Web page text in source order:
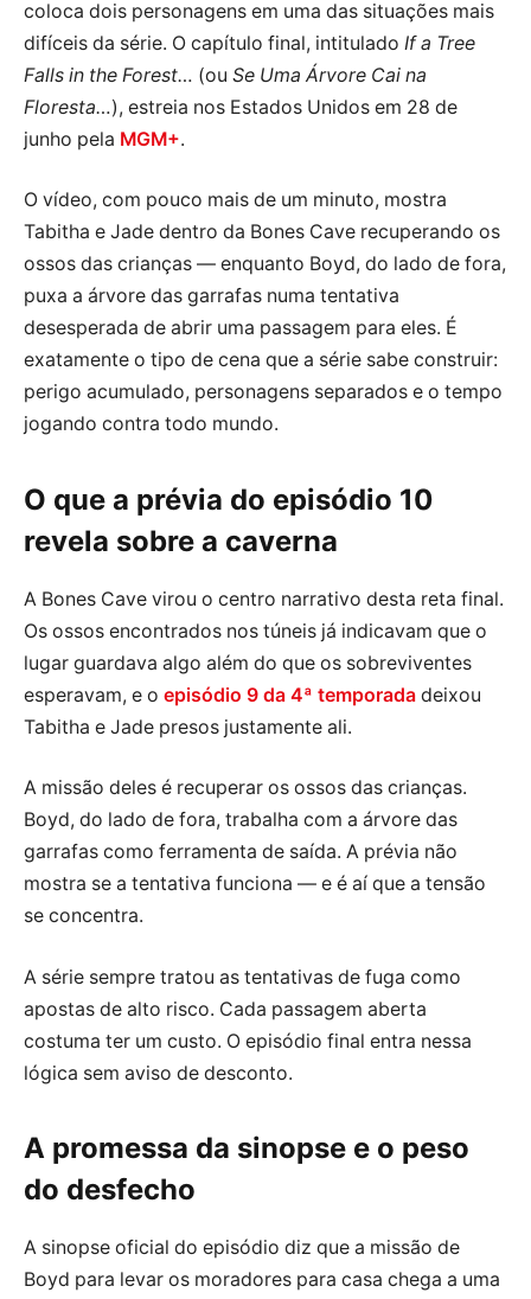
coloca dois personagens em uma das situações mais
difíceis da série. O capítulo final, intitulado If a Tree
Falls in the Forest… (ou Se Uma Árvore Cai na
Floresta…), estreia nos Estados Unidos em 28 de
junho pela MGM+.
O vídeo, com pouco mais de um minuto, mostra
Tabitha e Jade dentro da Bones Cave recuperando os
ossos das crianças — enquanto Boyd, do lado de fora,
puxa a árvore das garrafas numa tentativa
desesperada de abrir uma passagem para eles. É
exatamente o tipo de cena que a série sabe construir:
perigo acumulado, personagens separados e o tempo
jogando contra todo mundo.
O que a prévia do episódio 10
revela sobre a caverna
A Bones Cave virou o centro narrativo desta reta final.
Os ossos encontrados nos túneis já indicavam que o
lugar guardava algo além do que os sobreviventes
esperavam, e o episódio 9 da 4ª temporada deixou
Tabitha e Jade presos justamente ali.
A missão deles é recuperar os ossos das crianças.
Boyd, do lado de fora, trabalha com a árvore das
garrafas como ferramenta de saída. A prévia não
mostra se a tentativa funciona — e é aí que a tensão
se concentra.
A série sempre tratou as tentativas de fuga como
apostas de alto risco. Cada passagem aberta
costuma ter um custo. O episódio final entra nessa
lógica sem aviso de desconto.
A promessa da sinopse e o peso
do desfecho
A sinopse oficial do episódio diz que a missão de
Boyd para levar os moradores para casa chega a uma